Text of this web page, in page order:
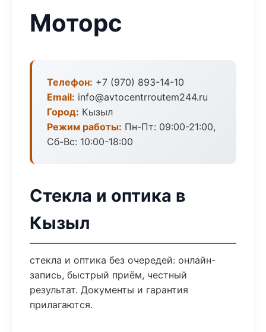
Моторс
Телефон: +7 (970) 893-14-10
Email: info@avtocentrroutem244.ru
Город: Кызыл
Режим работы: Пн-Пт: 09:00-21:00,
Сб-Вс: 10:00-18:00
Стекла и оптика в
Кызыл
стекла и оптика без очередей: онлайн-
запись, быстрый приём, честный
результат. Документы и гарантия
прилагаются.